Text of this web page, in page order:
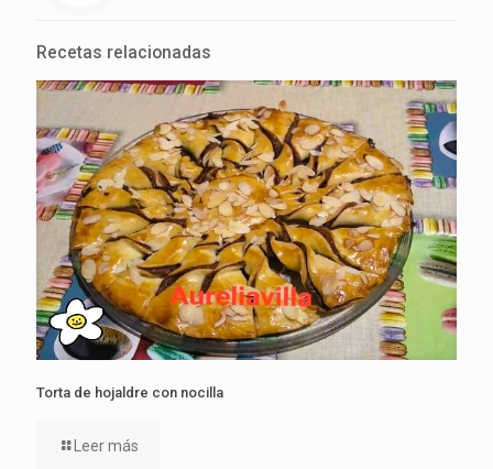
Recetas relacionadas
Torta de hojaldre con nocilla
Leer más